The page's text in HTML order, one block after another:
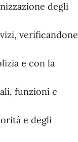
degli
verificandone
e con la
funzioni e
e degli